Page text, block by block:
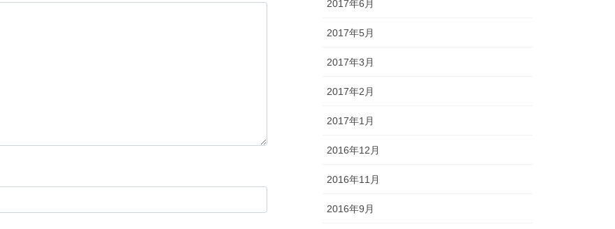
2017年6月
2017年5月
2017年3月
2017年2月
2017年1月
2016年12月
2016年11月
2016年9月